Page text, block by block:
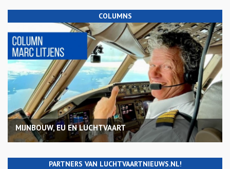
COLUMNS
MIJNBOUW, EU EN LUCHTVAART
PARTNERS VAN LUCHTVAARTNIEUWS.NL!